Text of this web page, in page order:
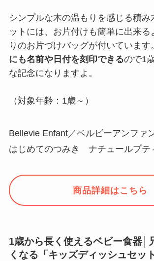
シンプルな木の温もりを感じる積み
ットには、お片付けも簡単に出来る
りのお片づけバッグが付いています。
にも名前や日付を刻印できるので1
な記念になりますよ。
（対象年齢：1歳～）
Bellevie Enfant／ベルビーアンファ
はじめてのつみき ナチュールプテ
商品詳細はこちら
1歳から長く使えるベビー食器│
くなる「キッズディッシュセット